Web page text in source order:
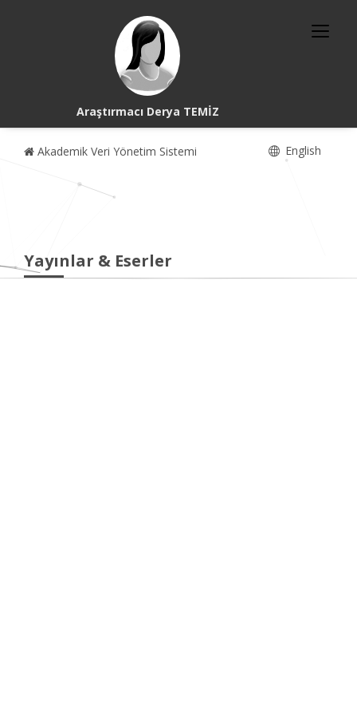
Araştırmacı Derya TEMİZ
Akademik Veri Yönetim Sistemi English
Yayınlar & Eserler